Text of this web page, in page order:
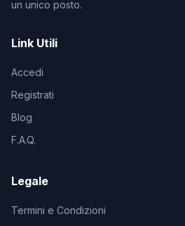
un unico posto.
Link Utili
Accedi
Registrati
Blog
F.A.Q.
Legale
Termini e Condizioni